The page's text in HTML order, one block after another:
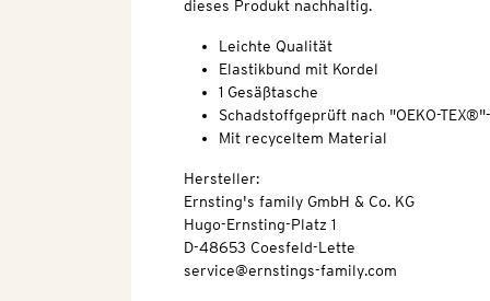
dieses Produkt nachhaltig.
Leichte Qualität
Elastikbund mit Kordel
1 Gesäßtasche
Schadstoffgeprüft nach "OEKO-
Mit recyceltem Material
Hersteller:
Ernsting's family GmbH & Co. KG
Hugo-Ernsting-Platz 1
D-48653 Coesfeld-Lette
service@ernstings-family.com